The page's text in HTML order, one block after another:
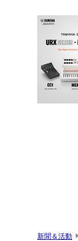
新聞＆活動